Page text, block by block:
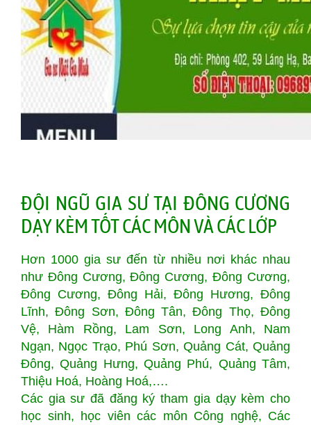
ĐỘI NGŨ GIA SƯ TẠI ĐÔNG CƯƠNG
DẠY KÈM TỐT CÁC MÔN VÀ CÁC LỚP
Hơn 1000 gia sư đến từ nhiều nơi khác nhau
như Đông Cương, Đông Cương, Đông Cương,
Đông Cương, Đông Hải, Đông Hương, Đông
Lĩnh, Đông Sơn, Đông Tân, Đông Thọ, Đông
Vệ, Hàm Rồng, Lam Sơn, Long Anh, Nam
Ngạn, Ngọc Trạo, Phú Sơn, Quảng Cát, Quảng
Đông, Quảng Hưng, Quảng Phú, Quảng Tâm,
Thiệu Hoá, Hoàng Hoá,….
Các gia sư đã đăng ký tham gia dạy kèm cho
học sinh, học viên các môn Công nghệ, Các